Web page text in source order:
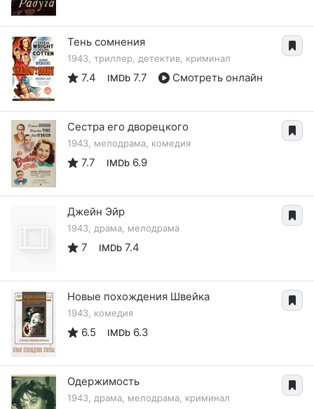
Тень сомнения
1943, триллер, детектив, криминал
7.4 IMDb 7.7 Смотреть онлайн
Сестра его дворецкого
1943, мелодрама, комедия
7.7 IMDb 6.9
Джейн Эйр
1943, драма, мелодрама
7 IMDb 7.4
Новые похождения Швейка
1943, комедия
6.5 IMDb 6.3
Одержимость
1943, драма, мелодрама, криминал